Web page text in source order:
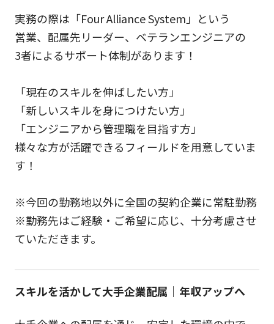
実務の際は「Four Alliance System」という
営業、配属先リーダー、ベテランエンジニアの
3者によるサポート体制があります！
「現在のスキルを伸ばしたい方」
「新しいスキルを身につけたい方」
「エンジニアから管理職を目指す方」
様々な方が活躍できるフィールドを用意していま
す！
※今回の勤務地以外に全国の契約企業に常駐勤務
※勤務先はご経験・ご希望に応じ、十分考慮させ
ていただきます。
スキルを活かして大手企業配属｜年収アップへ